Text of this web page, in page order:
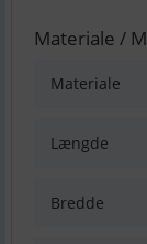
Materiale /
Materiale
Længde
Bredde